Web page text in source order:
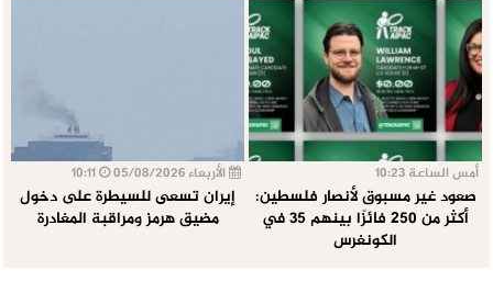
أمس الساعة 10:23
صعود غير مسبوق لأنصار فلسطين:
أكثر من 250 فائزًا بينهم 35 في
الكونغرس
الأربعاء 05/08/2026
إيران تسعى للسيطرة على دخول
مضيق هرمز ومراقبة المغادرة